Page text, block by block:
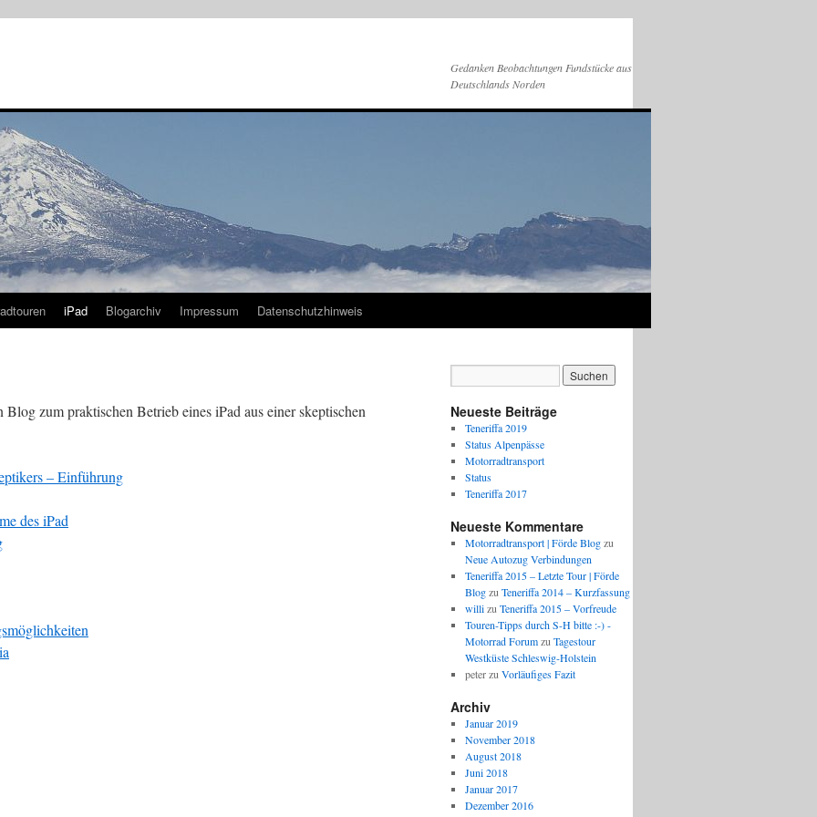
Gedanken Beobachtungen Fundstücke aus
Deutschlands Norden
iPad Blogarchiv Impressum Datenschutzhinweis
zum praktischen Betrieb eines iPad aus einer skeptischen
– Einführung
des iPad
Neueste Beiträge
Teneriffa 2019
Status Alpenpässe
Motorradtransport
Status
Teneriffa 2017
Neueste Kommentare
Motorradtransport | Förde Blogzu
Neue Autozug Verbindungen
Teneriffa 2015 – Letzte Tour | Förde
Blogzu Teneriffa 2014 – Kurzfassung
willizu Teneriffa 2015 – Vorfreude
Touren-Tipps durch S-H bitte :-) -
Motorrad Forumzu Tagestour
Westküste Schleswig-Holstein
peterzu Vorläufiges Fazit
Archiv
Januar 2019
November 2018
August 2018
Juni 2018
Januar 2017
Dezember 2016